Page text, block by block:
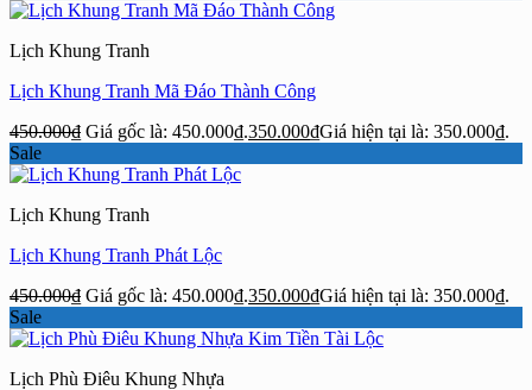
Lịch Khung Tranh
Lịch Khung Tranh Mã Đáo Thành Công
450.000₫ Giá gốc là: 450.000₫.350.000₫Giá hiện tại là: 350.000₫.
Sale
Lịch Khung Tranh
Lịch Khung Tranh Phát Lộc
450.000₫ Giá gốc là: 450.000₫.350.000₫Giá hiện tại là: 350.000₫.
Sale
Lịch Phù Điêu Khung Nhựa